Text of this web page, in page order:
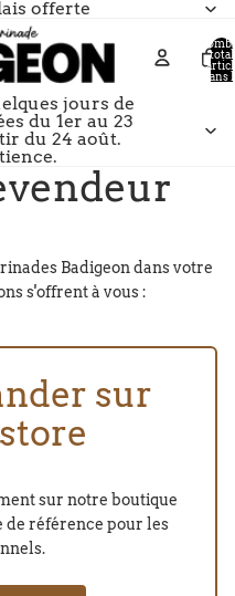
offerte
total
dans
jours de
du 1er au 23
du 24 août.
Badigeon dans votre
s'offrent à vous :
sur
sur notre boutique
référence pour les